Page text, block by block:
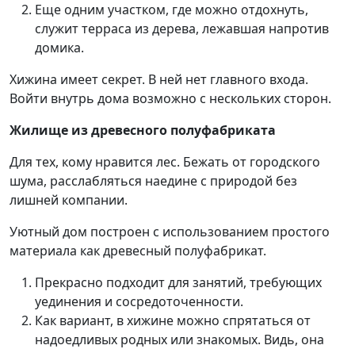
Еще одним участком, где можно отдохнуть,
служит терраса из дерева, лежавшая напротив
домика.
Хижина имеет секрет. В ней нет главного входа.
Войти внутрь дома возможно с нескольких сторон.
Жилище из древесного полуфабриката
Для тех, кому нравится лес. Бежать от городского
шума, расслабляться наедине с природой без
лишней компании.
Уютный дом построен с использованием простого
материала как древесный полуфабрикат.
Прекрасно подходит для занятий, требующих
уединения и сосредоточенности.
Как вариант, в хижине можно спрятаться от
надоедливых родных или знакомых. Видь, она